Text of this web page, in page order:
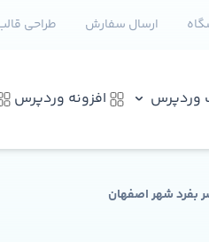
ارسال سفارش طراحی
وردپرس افزونه وردپرس
بفرد شهر اصفهان